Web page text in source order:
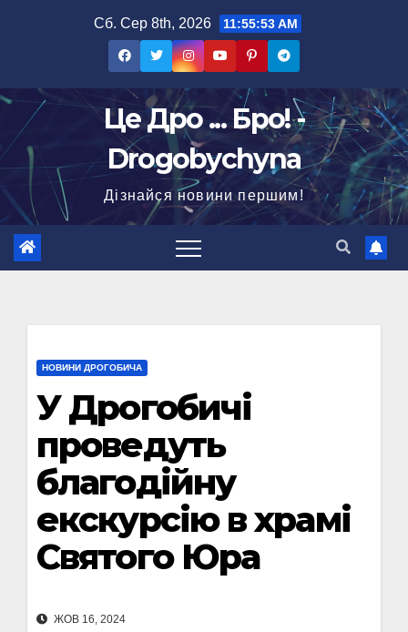
Сб. Сер 8th, 2026 11:55:54 AM
Це Дро ... Бро! -
Drogobychyna
Дізнайся новини першим!
НОВИНИ ДРОГОБИЧА
У Дрогобичі
проведуть
благодійну
екскурсію в храмі
Святого Юра
ЖОВ 16, 2024